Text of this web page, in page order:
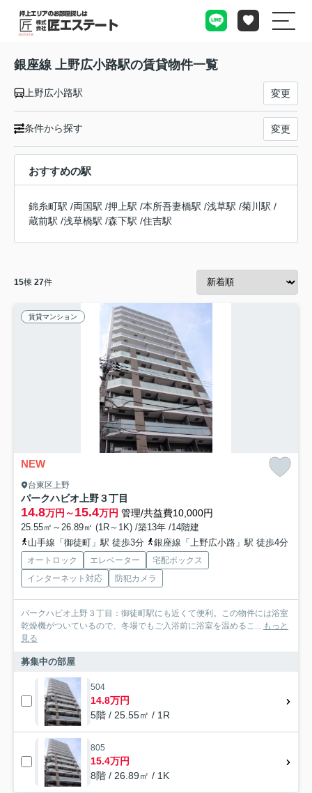
銀座線 上野広小路駅の賃貸物件一覧
上野広小路駅 変更
条件から探す 変更
おすすめの駅
錦糸町駅 /両国駅 /押上駅 /本所吾妻橋駅 /浅草駅 /菊川駅 /
蔵前駅 /浅草橋駅 /森下駅 /住吉駅
15棟 27件
賃貸マンション
NEW
台東区上野
パークハビオ上野３丁目
14.8万円～15.4万円 管理/共益費10,000円
25.55㎡～26.89㎡ (1R～1K) /築13年 /14階建
山手線「御徒町」駅 徒歩3分
銀座線「上野広小路」駅 徒歩4分
オートロック エレベーター
宅配ボックス
インターネット対応
防犯カメラ
パークハビオ上野３丁目：御徒町駅にも近くて便利。この物件には浴室
乾燥機がついているので、冬場でもご入浴前に浴室を温めるこ...
もっと
見る
募集中の部屋
504
14.8万円
5階 / 25.55㎡ / 1R
805
15.4万円
8階 / 26.89㎡ / 1K